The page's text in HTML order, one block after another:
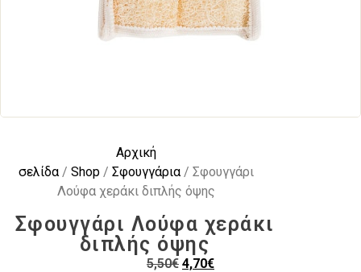
Αρχική
σελίδα/ Shop/ Σφουγγάρια/ Σφουγγάρι
Λούφα χεράκι διπλής όψης
Σφουγγάρι Λούφα χεράκι
διπλής όψης
5,50€ 4,70€